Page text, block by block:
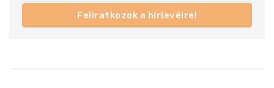
Feliratkozok a hírlevélre!